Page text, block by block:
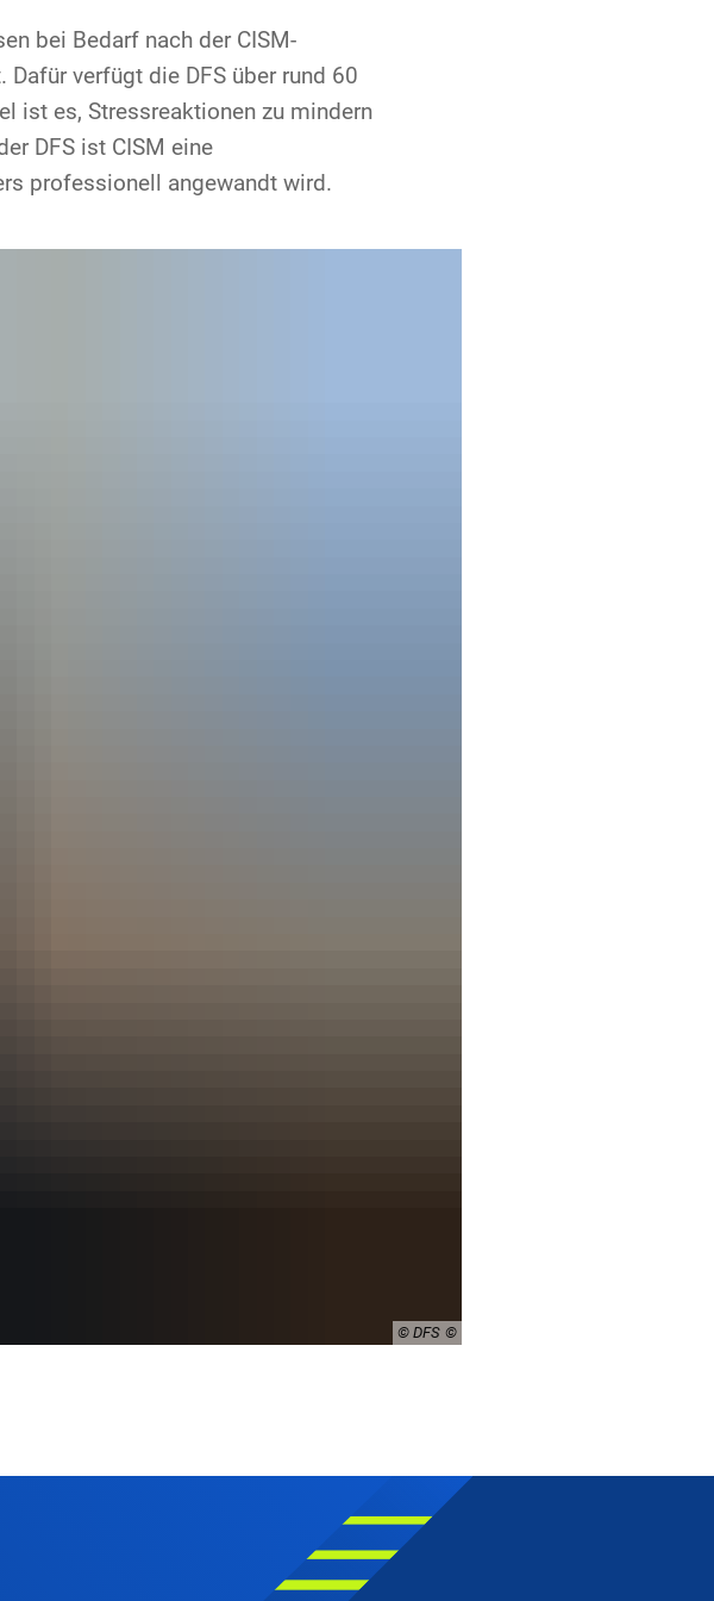
bei Bedarf nach der CISM-
verfügt die DFS über rund 60
ist es, Stressreaktionen zu mindern
DFS ist CISM eine
professionell angewandt wird.
© DFS